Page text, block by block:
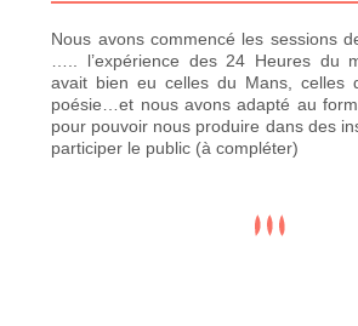
Nous avons commencé les sessions
….. l’expérience des 24 Heures du
avait bien eu celles du Mans, celles
poésie…et nous avons adapté au
pour pouvoir nous produire dans des
participer le public (à compléter)